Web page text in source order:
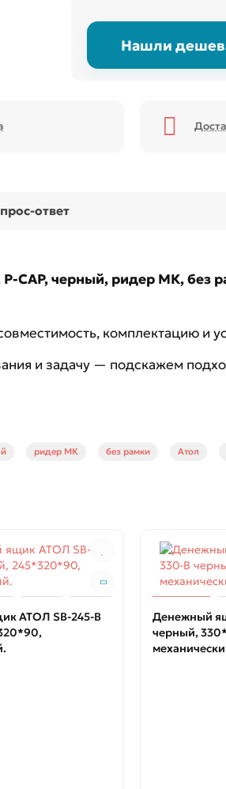
Нашли
ответ
CAP, черный, ридер МК, без
комплектацию и
и задачу — подскажем
ридер МК без рамки Атол
АТОЛ SB-245-B
Денежный
черный,